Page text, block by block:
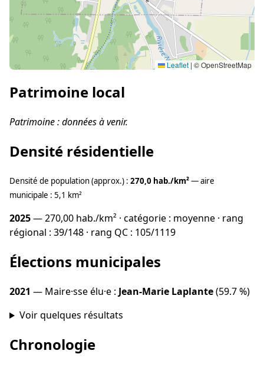
Leaflet |© OpenStreetMap
Patrimoine local
Patrimoine : données à venir.
Densité résidentielle
Densité de population (approx.) : 270,0 hab./km²— aire
municipale : 5,1 km²
2025— 270,00 hab./km² · catégorie : moyenne · rang
régional : 39/148 · rang QC : 105/1119
Élections municipales
2021 — Maire·sse élu·e : Jean-Marie Laplante(59.7 %)
Voir quelques résultats
Chronologie